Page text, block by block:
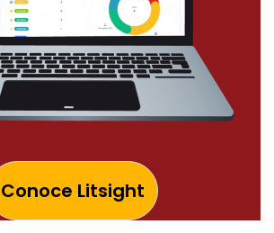
Conoce Litsight